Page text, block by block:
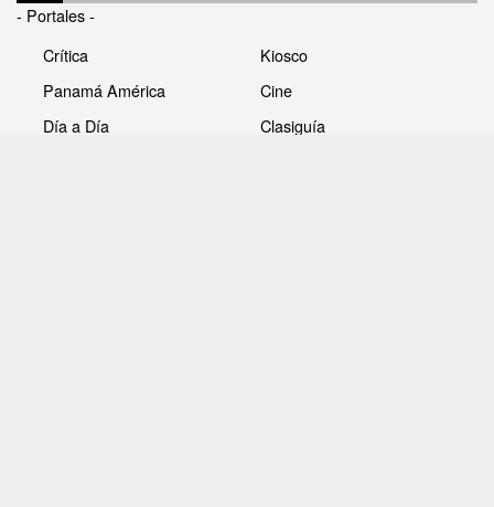
- Portales -
Crítica
Panamá América
Día a Día
Kiosco
Cine
Clasiguía